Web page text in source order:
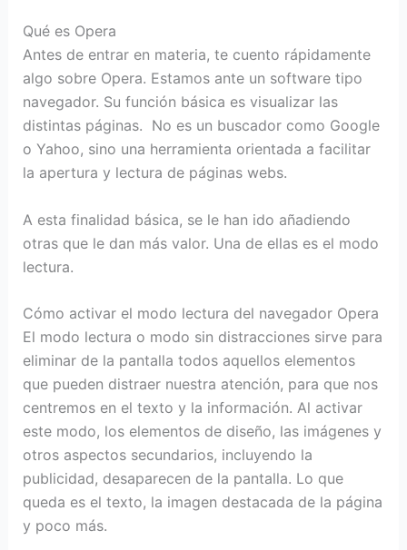
Qué es Opera
Antes de entrar en materia, te cuento rápidamente
algo sobre Opera. Estamos ante un software tipo
navegador. Su función básica es visualizar las
distintas páginas. No es un buscador como Google
o Yahoo, sino una herramienta orientada a facilitar
la apertura y lectura de páginas webs.
A esta finalidad básica, se le han ido añadiendo
otras que le dan más valor. Una de ellas es el modo
lectura.
Cómo activar el modo lectura del navegador Opera
El modo lectura o modo sin distracciones sirve para
eliminar de la pantalla todos aquellos elementos
que pueden distraer nuestra atención, para que nos
centremos en el texto y la información. Al activar
este modo, los elementos de diseño, las imágenes y
otros aspectos secundarios, incluyendo la
publicidad, desaparecen de la pantalla. Lo que
queda es el texto, la imagen destacada de la página
y poco más.